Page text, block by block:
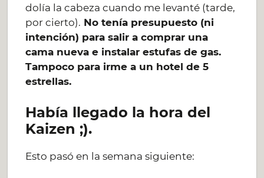
dolía la cabeza cuando me levanté (tarde,
por cierto). No tenía presupuesto (ni
intención) para salir a comprar una
cama nueva e instalar estufas de gas.
Tampoco para irme a un hotel de 5
estrellas.
Había llegado la hora del
Kaizen ;).
Esto pasó en la semana siguiente: